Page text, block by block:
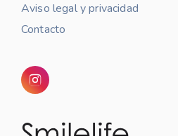
Aviso legal y privacidad
Contacto